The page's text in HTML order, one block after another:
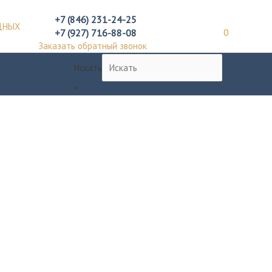
+7 (846) 231-24-25
+7 (927) 716-88-08
Заказать обратный звонок
0
Искать
×